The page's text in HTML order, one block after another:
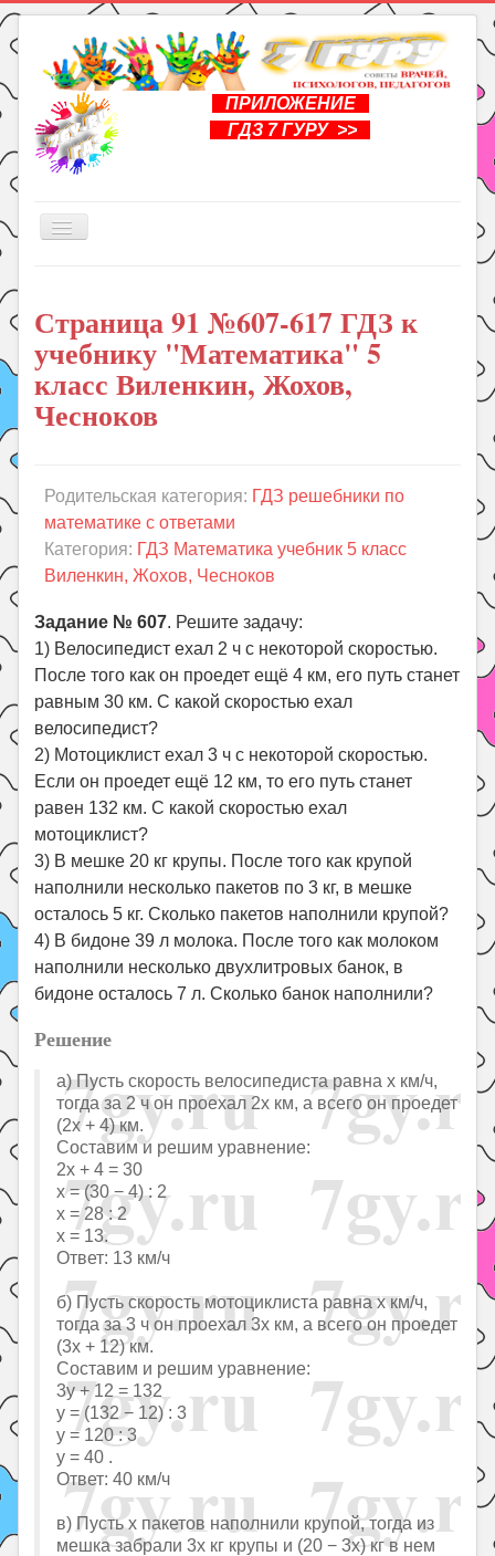
ПРИЛОЖЕНИЕ
ГДЗ 7 ГУРУ >>
Включить/
Книги
Рукоделие
Подготовка к школе
Уроки
Праздники
Психология
Летом!
Поиск
Страница 91 №607-617 ГДЗ к
учебнику "Математика" 5
класс Виленкин, Жохов,
Чесноков
Родительская категория: ГДЗ решебники по
математике с ответами
Категория: ГДЗ Математика учебник 5 класс
Виленкин, Жохов, Чесноков
Задание № 607. Решите задачу:
1) Велосипедист ехал 2 ч с некоторой скоростью.
После того как он проедет ещё 4 км, его путь станет
равным 30 км. С какой скоростью ехал
велосипедист?
2) Мотоциклист ехал 3 ч с некоторой скоростью.
Если он проедет ещё 12 км, то его путь станет
равен 132 км. С какой скоростью ехал
мотоциклист?
3) В мешке 20 кг крупы. После того как крупой
наполнили несколько пакетов по 3 кг, в мешке
осталось 5 кг. Сколько пакетов наполнили крупой?
4) В бидоне 39 л молока. После того как молоком
наполнили несколько двухлитровых банок, в
бидоне осталось 7 л. Сколько банок наполнили?
Решение
а) Пусть скорость велосипедиста равна х км/ч,
тогда за 2 ч он проехал 2х км, а всего он проедет
(2х + 4) км.
Составим и решим уравнение:
2х + 4 = 30
х = (30 − 4) : 2
х = 28 : 2
х = 13.
Ответ: 13 км/ч
б) Пусть скорость мотоциклиста равна x км/ч,
тогда за 3 ч он проехал 3х км, а всего он проедет
(3x + 12) км.
Составим и решим уравнение:
3у + 12 = 132
у = (132 − 12) : 3
у = 120 : 3
у = 40 .
Ответ: 40 км/ч
в) Пусть х пакетов наполнили крупой, тогда из
мешка забрали 3х кг крупы и (20 − 3х) кг в нем